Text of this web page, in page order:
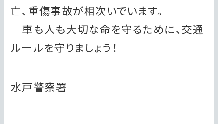
亡、重傷事故が相次いでいます。
車も人も大切な命を守るために、交通
ルールを守りましょう！
水戸警察署